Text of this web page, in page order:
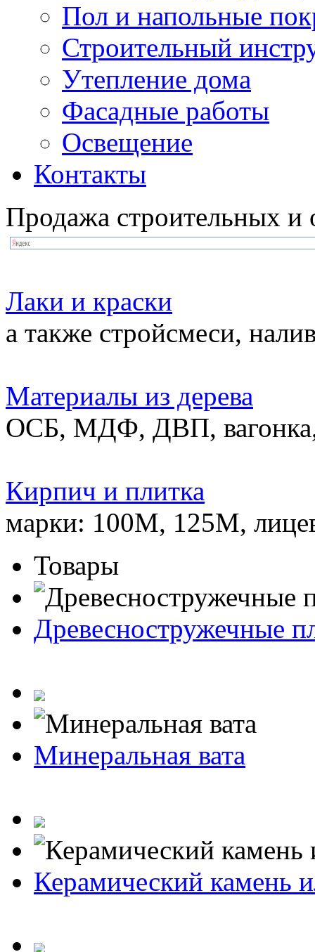
Пол и напольные
Строительный
Утепление дома
Фасадные работы
Освещение
Контакты
Продажа строительных и
Лаки и краски
а также стройсмеси,
Материалы из дерева
ОСБ, МДФ, ДВП,
Кирпич и плитка
марки: 100М, 125М,
Товары
Древесностружечные
Минеральная вата
Керамический камень